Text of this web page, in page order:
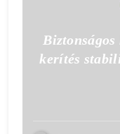
kerítés